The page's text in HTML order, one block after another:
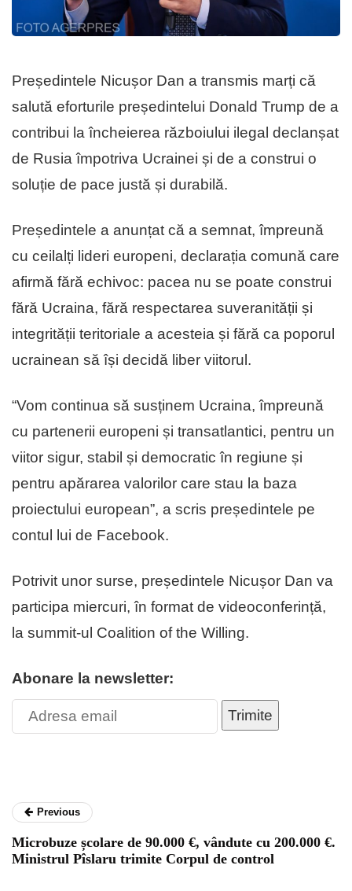
Președintele Nicușor Dan a transmis marți că
salută eforturile președintelui Donald Trump de a
contribui la încheierea războiului ilegal declanșat
de Rusia împotriva Ucrainei și de a construi o
soluție de pace justă și durabilă.
Președintele a anunțat că a semnat, împreună
cu ceilalți lideri europeni, declarația comună care
afirmă fără echivoc: pacea nu se poate construi
fără Ucraina, fără respectarea suveranității și
integrității teritoriale a acesteia și fără ca poporul
ucrainean să își decidă liber viitorul.
“Vom continua să susținem Ucraina, împreună
cu partenerii europeni și transatlantici, pentru un
viitor sigur, stabil și democratic în regiune și
pentru apărarea valorilor care stau la baza
proiectului european”, a scris președintele pe
contul lui de Facebook.
Potrivit unor surse, președintele Nicușor Dan va
participa miercuri, în format de videoconferință,
la summit-ul Coalition of the Willing.
Abonare la newsletter:
Trimite
Previous
Microbuze școlare de 90.000 €, vândute cu 200.000 €.
Ministrul Pîslaru trimite Corpul de control